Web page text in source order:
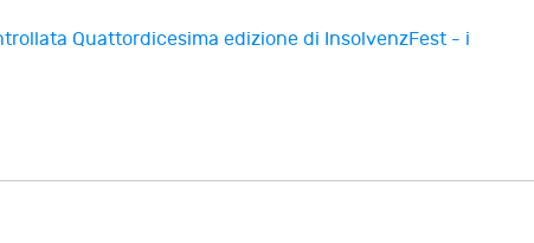
Quattordicesima edizione di InsolvenzFest - i